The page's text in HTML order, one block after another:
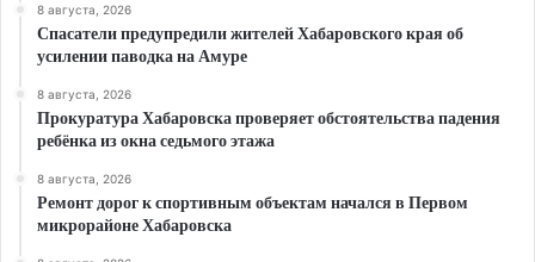
8 августа, 2026
Спасатели предупредили жителей Хабаровского края об
усилении паводка на Амуре
8 августа, 2026
Прокуратура Хабаровска проверяет обстоятельства падения
ребёнка из окна седьмого этажа
8 августа, 2026
Ремонт дорог к спортивным объектам начался в Первом
микрорайоне Хабаровска